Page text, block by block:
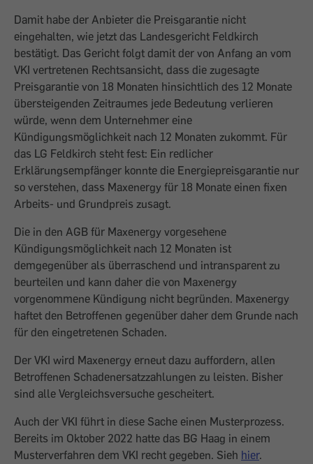
Damit habe der Anbieter die Preisgarantie nicht
eingehalten, wie jetzt das Landesgericht Feldkirch
bestätigt. Das Gericht folgt damit der von Anfang an vom
VKI vertretenen Rechtsansicht, dass die zugesagte
Preisgarantie von 18 Monaten hinsichtlich des 12 Monate
übersteigenden Zeitraumes jede Bedeutung verlieren
würde, wenn dem Unternehmer eine
Kündigungsmöglichkeit nach 12 Monaten zukommt. Für
das LG Feldkirch steht fest: Ein redlicher
Erklärungsempfänger konnte die Energiepreisgarantie nur
so verstehen, dass Maxenergy für 18 Monate einen fixen
Arbeits- und Grundpreis zusagt.
Die in den AGB für Maxenergy vorgesehene
Kündigungsmöglichkeit nach 12 Monaten ist
demgegenüber als überraschend und intransparent zu
beurteilen und kann daher die von Maxenergy
vorgenommene Kündigung nicht begründen. Maxenergy
haftet den Betroffenen gegenüber daher dem Grunde nach
für den eingetretenen Schaden.
Der VKI wird Maxenergy erneut dazu auffordern, allen
Betroffenen Schadenersatzzahlungen zu leisten. Bisher
sind alle Vergleichsversuche gescheitert.
Auch der VKI führt in diese Sache einen Musterprozess.
Bereits im Oktober 2022 hatte das BG Haag in einem
Musterverfahren dem VKI recht gegeben. Sieh hier.